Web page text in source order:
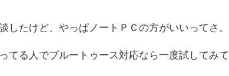
したけど、やっぱノートＰＣの方がいいってさ。
てる人でブルートゥース対応なら一度試してみて